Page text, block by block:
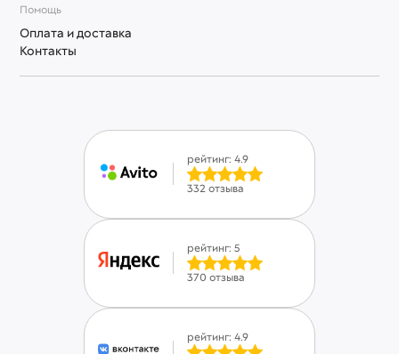
Помощь
Оплата и доставка
Контакты
рейтинг: 4.9
332 отзыва
рейтинг: 5
370 отзыва
рейтинг: 4.9